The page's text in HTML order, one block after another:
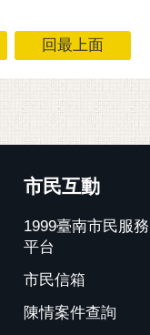
回最上面
市民互動
1999臺南市民服務
平台
市民信箱
陳情案件查詢